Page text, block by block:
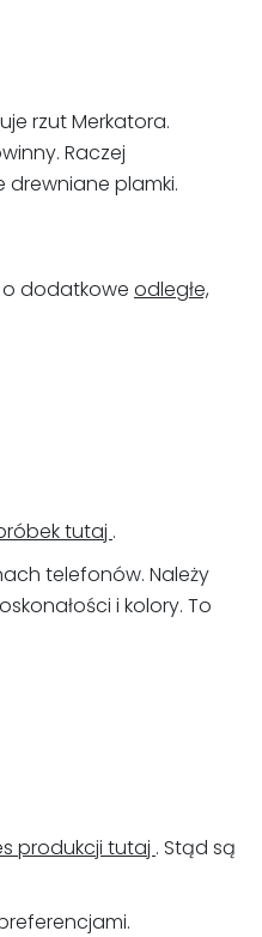
rzut Merkatora.
Raczej
drewniane plamki.
o dodatkowe odległe,
tutaj .
telefonów. Należy
i kolory. To
produkcji tutaj . Stąd są